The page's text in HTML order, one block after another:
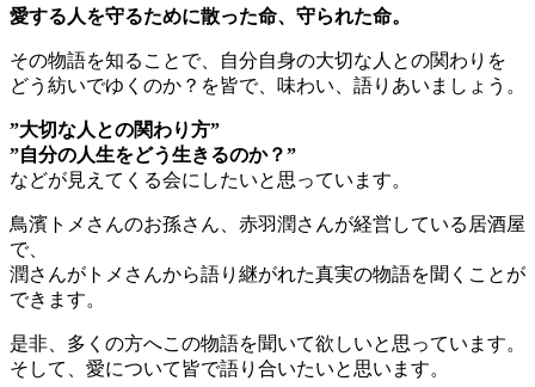
愛する人を守るために散った命、守られた命。
その物語を知ることで、自分自身の大切な人との関わりを
どう紡いでゆくのか？を皆で、味わい、語りあいましょう。
”大切な人との関わり方”
”自分の人生をどう生きるのか？”
などが見えてくる会にしたいと思っています。
鳥濱トメさんのお孫さん、赤羽潤さんが経営している居酒屋
で、
潤さんがトメさんから語り継がれた真実の物語を聞くことが
できます。
是非、多くの方へこの物語を聞いて欲しいと思っています。
そして、愛について皆で語り合いたいと思います。